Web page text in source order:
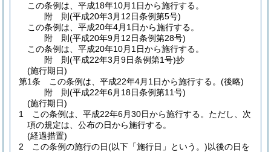
この条例は、平成18年10月1日から施行する。
附 則(平成20年3月12日条例第5号)
この条例は、平成20年4月1日から施行する。
附 則(平成20年9月12日条例第28号)
この条例は、平成20年10月1日から施行する。
附 則(平成22年3月9日条例第1号)抄
(施行期日)
第1条
この条例は、平成22年4月1日から施行する。 (後略)
附 則(平成22年6月18日条例第11号)
(施行期日)
1
この条例は、平成22年6月30日から施行する。 ただし、次
項の規定は、公布の日から施行する。
(経過措置)
2
この条例の施行の日(以下「施行日」という。)以後の日を